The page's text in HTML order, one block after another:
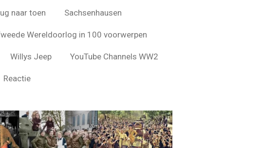
naar toen Sachsenhausen
Wereldoorlog in 100 voorwerpen
Willys Jeep YouTube Channels WW2
Reactie